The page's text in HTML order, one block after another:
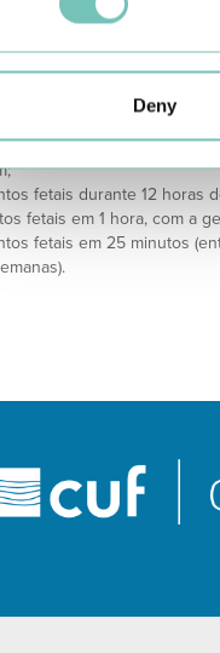
Deny
estudos
não seja totalmente
de uma redução dos
longo da gestação.
sugere diferentes
fetais em até 2 horas,
fetais durante 12 horas
fetais em 1 hora, com a
fetais em 25 minutos